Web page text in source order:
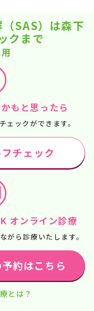
SAS）は森下
クまで
もと思ったら
ェックができます。
チェック
オンライン診療
がら診療いたします。
約はこちら
とは？